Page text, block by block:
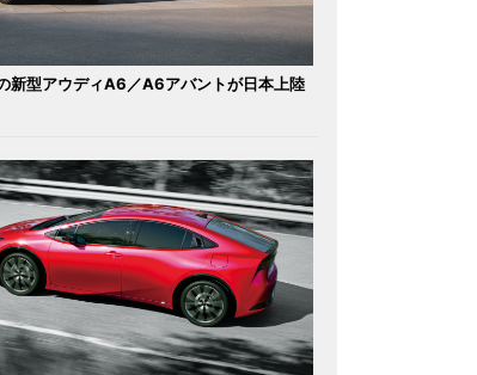
新型アウディA6／A6アバントが日本上陸